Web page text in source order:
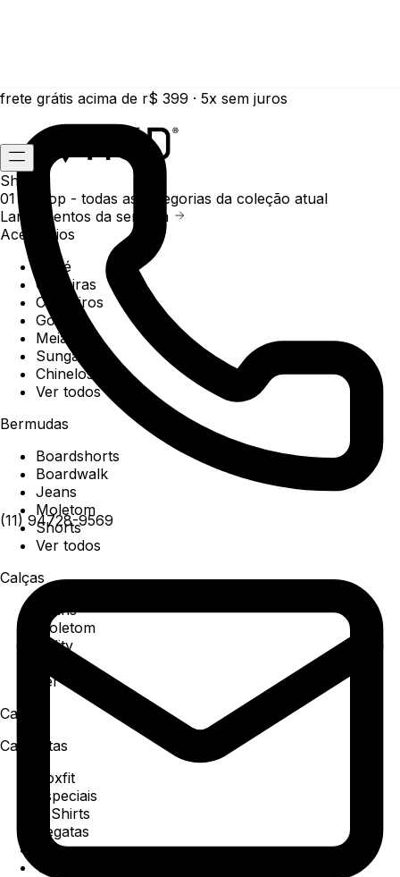
frete grátis acima de r$ 399 · 5x sem juros
(11) 94728-9569
Shop
01 /
Shop - todas as categorias da coleção atual
Lançamentos da semana
Acessórios
Boné
Carteiras
Chaveiros
Gorros
Meias
Sunga
Chinelos
Ver todos
Bermudas
Boardshorts
Boardwalk
Jeans
Moletom
Shorts
Ver todos
Calças
Jeans
Moletom
Utility
Ver todos
Camisa
Camisetas
Boxfit
Especiais
T-Shirts
Regatas
Polo
Ver todos